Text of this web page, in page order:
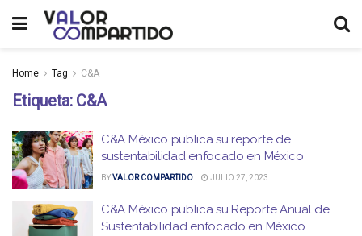
Home Tag C&A
Etiqueta: C&A
C&A México publica su reporte de
sustentabilidad enfocado en México
BYVALOR COMPARTIDO JULIO 27, 2023
C&A México publica su Reporte Anual de
Sustentabilidad enfocado en México